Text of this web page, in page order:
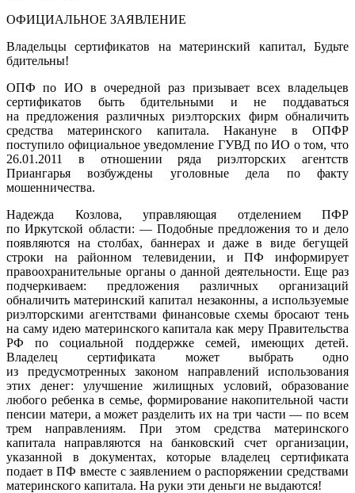
ОФИЦИАЛЬНОЕ ЗАЯВЛЕНИЕ
Владельцы сертификатов на материнский капитал, Будьте
бдительны!
ОПФ по ИО в очередной раз призывает всех владельцев
сертификатов быть бдительными и не поддаваться
на предложения различных риэлторских фирм обналичить
средства материнского капитала. Накануне в ОПФР
поступило официальное уведомление ГУВД по ИО о том, что
26.01.2011 в отношении ряда риэлторских агентств
Приангарья возбуждены уголовные дела по факту
мошенничества.
Надежда Козлова, управляющая отделением ПФР
по Иркутской области: — Подобные предложения то и дело
появляются на столбах, баннерах и даже в виде бегущей
строки на районном телевидении, и ПФ информирует
правоохранительные органы о данной деятельности. Еще раз
подчеркиваем: предложения различных организаций
обналичить материнский капитал незаконны, а используемые
риэлторскими агентствами финансовые схемы бросают тень
на саму идею материнского капитала как меру Правительства
РФ по социальной поддержке семей, имеющих детей.
Владелец сертификата может выбрать одно
из предусмотренных законом направлений использования
этих денег: улучшение жилищных условий, образование
любого ребенка в семье, формирование накопительной части
пенсии матери, а может разделить их на три части — по всем
трем направлениям. При этом средства материнского
капитала направляются на банковский счет организации,
указанной в документах, которые владелец сертификата
подает в ПФ вместе с заявлением о распоряжении средствами
материнского капитала. На руки эти деньги не выдаются!